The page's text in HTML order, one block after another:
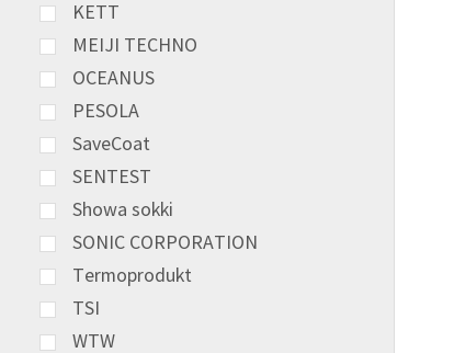
KETT
MEIJI TECHNO
OCEANUS
PESOLA
SaveCoat
SENTEST
Showa sokki
SONIC CORPORATION
Termoprodukt
TSI
WTW